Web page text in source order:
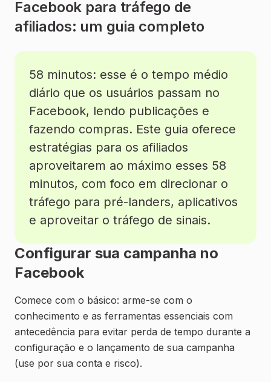
Facebook para tráfego de
afiliados: um guia completo
58 minutos: esse é o tempo médio
diário que os usuários passam no
Facebook, lendo publicações e
fazendo compras. Este guia oferece
estratégias para os afiliados
aproveitarem ao máximo esses 58
minutos, com foco em direcionar o
tráfego para pré-landers, aplicativos
e aproveitar o tráfego de sinais.
Configurar sua campanha no
Facebook
Comece com o básico: arme-se com o
conhecimento e as ferramentas essenciais com
antecedência para evitar perda de tempo durante a
configuração e o lançamento de sua campanha
(use por sua conta e risco).